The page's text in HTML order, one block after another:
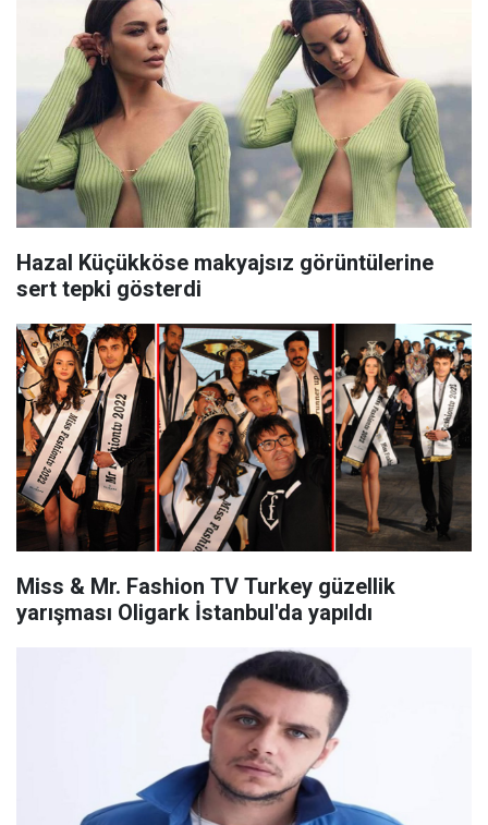
Hazal Küçükköse makyajsız görüntülerine
sert tepki gösterdi
Miss & Mr. Fashion TV Turkey güzellik
yarışması Oligark İstanbul'da yapıldı